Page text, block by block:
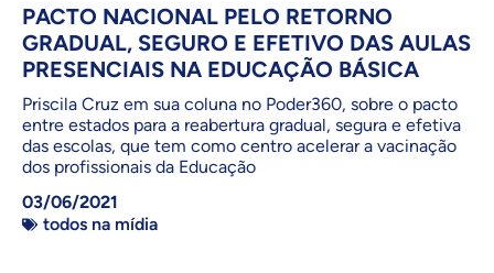
PACTO NACIONAL PELO RETORNO
GRADUAL, SEGURO E EFETIVO DAS AULAS
PRESENCIAIS NA EDUCAÇÃO BÁSICA
Priscila Cruz em sua coluna no Poder360, sobre o pacto
entre estados para a reabertura gradual, segura e efetiva
das escolas, que tem como centro acelerar a vacinação
dos profissionais da Educação
03/06/2021
todos na mídia